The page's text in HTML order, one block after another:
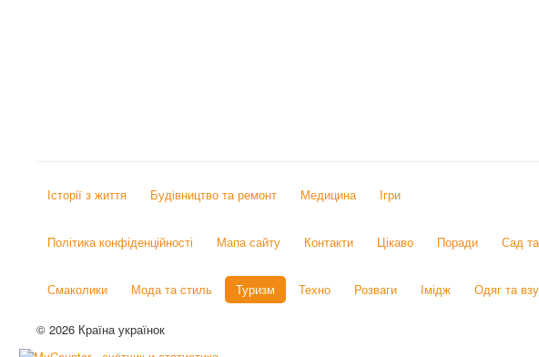
Історії з життя Будівництво та ремонт Медицина Ігри
Політика конфіденційності Мапа сайту Контакти Цікаво Поради Сад
Смаколики Мода та стиль Туризм Техно Розваги Імідж Одяг та
© 2026 Країна українок